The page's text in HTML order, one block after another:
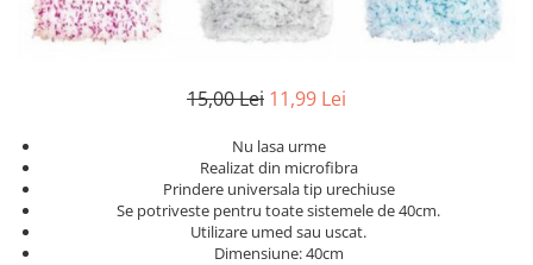
15,00 Lei 11,99 Lei
Nu lasa urme
Realizat din microfibra
Prindere universala tip urechiuse
Se potriveste pentru toate sistemele de 40cm.
Utilizare umed sau uscat.
Dimensiune: 40cm